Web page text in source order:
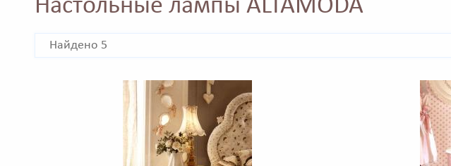
Настольные лампы ALTAMODA
Найдено 5